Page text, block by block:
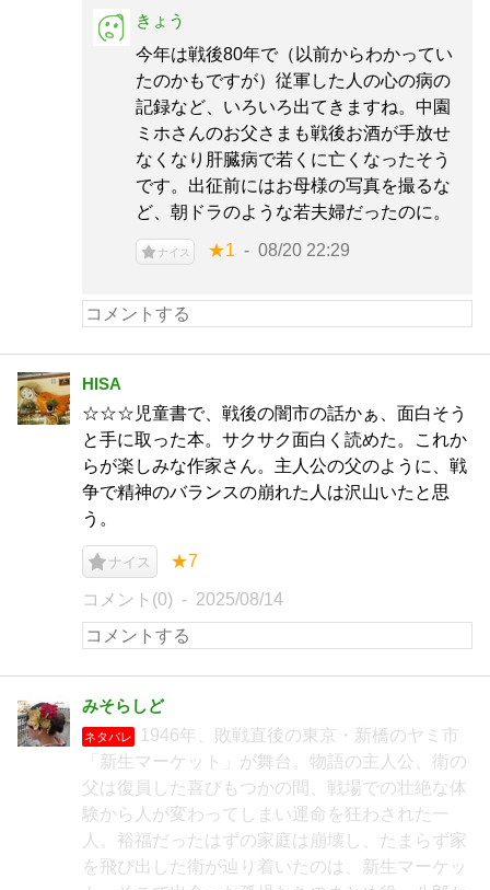
きょう
今年は戦後80年で（以前からわかってい
たのかもですが）従軍した人の心の病の
記録など、いろいろ出てきますね。中園
ミホさんのお父さまも戦後お酒が手放せ
なくなり肝臓病で若くに亡くなったそう
です。出征前にはお母様の写真を撮るな
ど、朝ドラのような若夫婦だったのに。
ナイス ★1 08/20 22:29
HISA
☆☆☆児童書で、戦後の闇市の話かぁ、面白そう
と手に取った本。サクサク面白く読めた。これか
らが楽しみな作家さん。主人公の父のように、戦
争で精神のバランスの崩れた人は沢山いたと思
う。
ナイス ★7
コメント(0) 2025/08/14
みそらしど
ネタバレ
1946年、敗戦直後の東京・新橋のヤミ市
「新生マーケット」が舞台。物語の主人公、衛の
父は復員した喜びもつかの間、戦場での壮絶な体
験から人が変わってしまい運命を狂わされた一
人。裕福だったはずの家庭は崩壊し、たまらず家
を飛び出した衛が辿り着いたのは、新生マーケッ